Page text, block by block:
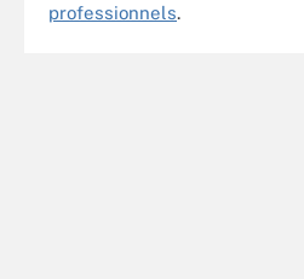
professionnels.